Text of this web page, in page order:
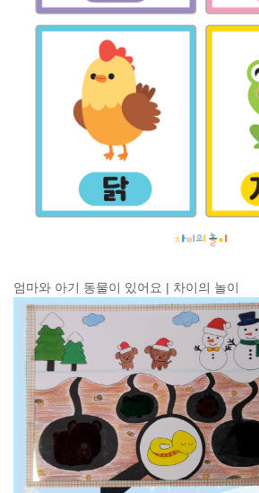
엄마와 아기 동물이 있어요 | 차이의 놀이